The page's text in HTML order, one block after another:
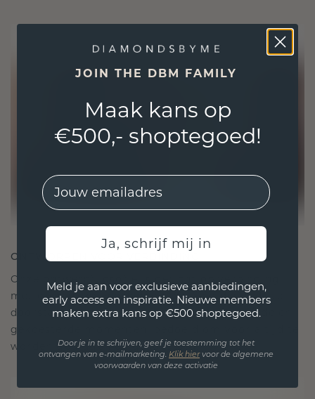
ONTWORPEN VOOR VERBINDING
Onze ontwerpfilosofie is gericht op verbinding,
met elk stuk ontworpen om de tand des tijds te
doorstaan. Het wordt jouw symbool van liefde en
gekoesterde momenten, bedoeld om voor altijd te
worden gedragen en gekoesterd.
JOIN THE DBM FAMILY
Maak kans op
€500,- shoptegoed!
EMail
Ja, schrijf mij in
Meld je aan voor exclusieve aanbiedingen,
early access en inspiratie. Nieuwe members
maken extra kans op €500 shoptegoed.
Door je in te schrijven, geef je toestemming tot het
ontvangen van e-mailmarketing. Klik hiervoor de algemene
voorwaarden van deze activatie